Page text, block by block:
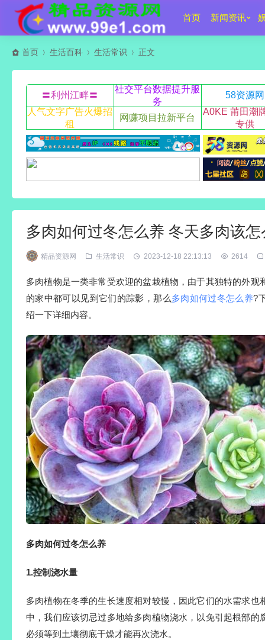
首页 新闻资讯
首页 生活百科 生活常识 正文
〓利州江畔〓
社交平台数据提升服
务
58资源网
人气文字广告火爆招
租
网赚项目拉新平台
A0KE 莆田潮
专供
多肉如何过冬怎么养 冬天多肉该怎
精品资源网 生活常识 2023-12-18 22:13:13 2614
多肉植物是一类非常受欢迎的盆栽植物，由于其独特的外观
的家中都可以见到它们的踪影，那么多肉如何过冬怎么养?
绍一下详细内容。
多肉如何过冬怎么养
1.控制浇水量
多肉植物在冬季的生长速度相对较慢，因此它们的水需求也
中，我们应该切忌过多地给多肉植物浇水，以免引起根部的
必须等到土壤彻底干燥才能再次浇水。